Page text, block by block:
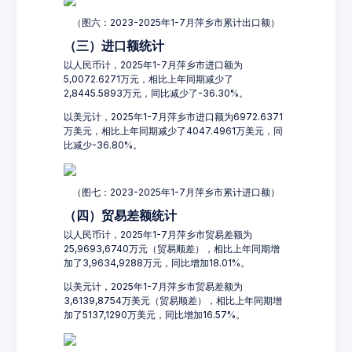
（图六：2023-2025年1-7月萍乡市累计出口额）
（三）进口额统计
以人民币计，2025年1-7月萍乡市进口额为
5,0072.6271万元，相比上年同期减少了
2,8445.5893万元，同比减少了-36.30%。
以美元计，2025年1-7月萍乡市进口额为6972.6371
万美元，相比上年同期减少了4047.4961万美元，同
比减少-36.80%。
（图七：2023-2025年1-7月萍乡市累计进口额）
（四）贸易差额统计
以人民币计，2025年1-7月萍乡市贸易差额为
25,9693,6740万元（贸易顺差），相比上年同期增
加了3,9634,9288万元，同比增加18.01%。
以美元计，2025年1-7月萍乡市贸易差额为
3,6139,8754万美元（贸易顺差），相比上年同期增
加了5137,1290万美元，同比增加16.57%。